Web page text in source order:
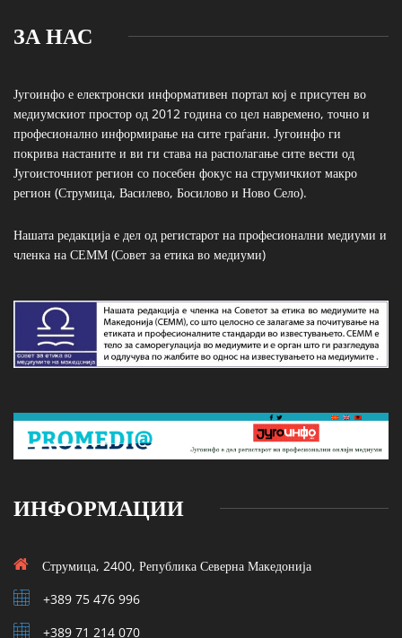
ЗА НАС
Југоинфо е електронски информативен портал кој е присутен во
медиумскиот простор од 2012 година со цел навремено, точно и
професионално информирање на сите граѓани. Југоинфо ги
покрива настаните и ви ги става на располагање сите вести од
Југоисточниот регион со посебен фокус на струмичкиот макро
регион (Струмица, Василево, Босилово и Ново Село).
Нашата редакција е дел од регистарот на професионални медиуми и
членка на СЕММ (Совет за етика во медиуми)
ИНФОРМАЦИИ
Струмица, 2400, Република Северна Македонија
+389 75 476 996
+389 71 214 070